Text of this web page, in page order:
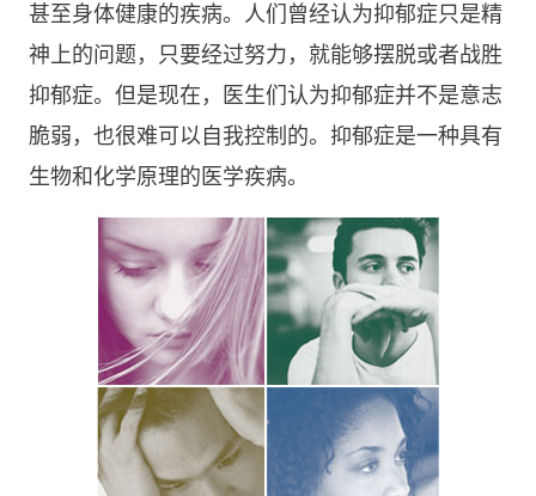
甚至身体健康的疾病。人们曾经认为抑郁症只是精
神上的问题，只要经过努力，就能够摆脱或者战胜
抑郁症。但是现在，医生们认为抑郁症并不是意志
脆弱，也很难可以自我控制的。抑郁症是一种具有
生物和化学原理的医学疾病。